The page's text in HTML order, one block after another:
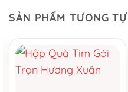
SẢN PHẨM TƯƠNG TỰ